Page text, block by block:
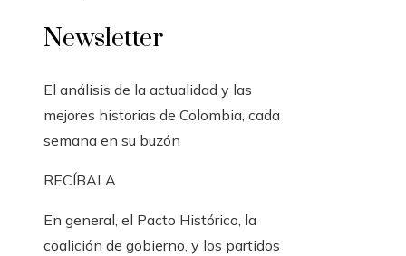
Newsletter
El análisis de la actualidad y las
mejores historias de Colombia, cada
semana en su buzón
RECÍBALA
En general, el Pacto Histórico, la
coalición de gobierno, y los partidos